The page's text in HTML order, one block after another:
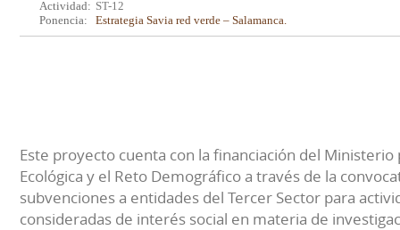
Actividad: ST-12
Ponencia:
Estrategia Savia red verde – Salamanca.
Este proyecto cuenta con la financiación del Ministerio
Ecológica y el Reto Demográfico a través de la
subvenciones a entidades del Tercer Sector para
consideradas de interés social en materia de